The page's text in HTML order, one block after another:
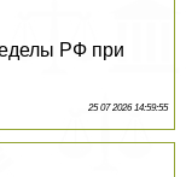
РФ при
25 07 2026 14:59:55